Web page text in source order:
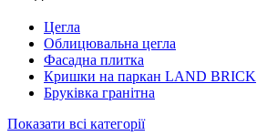
Цегла
Облицювальна цегла
Фасадна плитка
Кришки на паркан LAND BRICK
Бруківка гранітна
Показати всі категорії